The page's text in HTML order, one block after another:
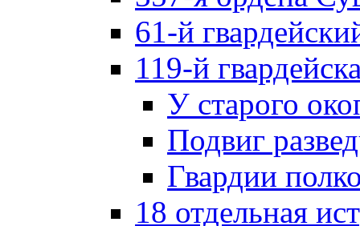
61-й
119-й
У старого
Подвиг
Гвардии
18 отдельная